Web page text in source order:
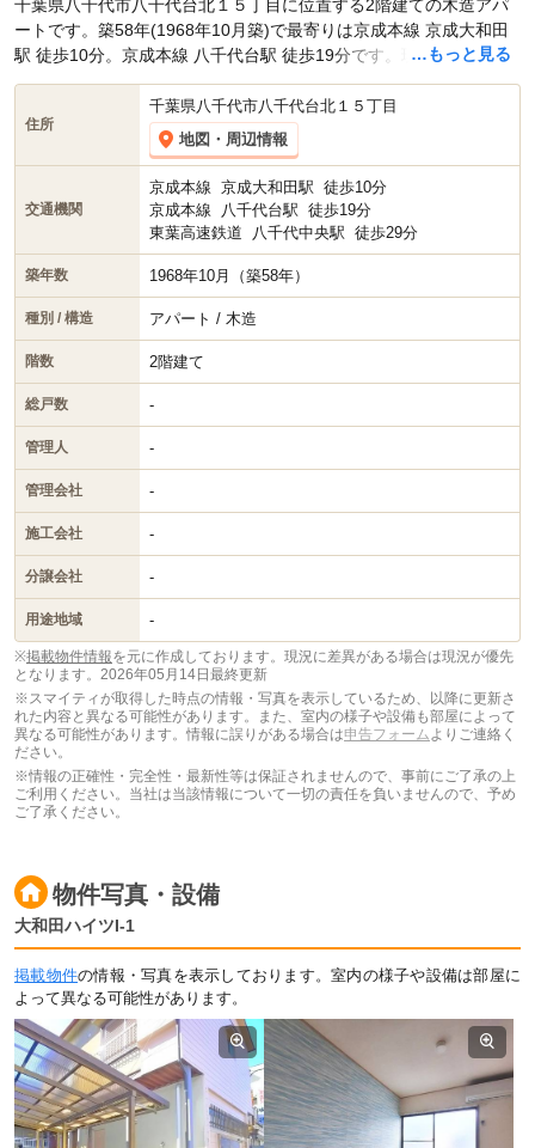
…もっと見る
千葉県八千代市八千代台北１５丁目に位置する2階建ての木造アパ
ートです。築58年(1968年10月築)で最寄りは京成本線 京成大和田
駅 徒歩10分。京成本線 八千代台駅 徒歩19分です。現在スマイティ
に賃貸募集中の部屋が2件(1R~2K)掲載されています。
住所
千葉県八千代市八千代台北１５丁目
地図・周辺情報
交通機関
京成本線 京成大和田駅 徒歩10分
京成本線
八千代台駅 徒歩19分
東葉高速鉄道
八千代中央駅 徒歩29分
築年数 1968年10月（築58年）
種別 / 構造 アパート / 木造
階数 2階建て
総戸数 -
管理人 -
管理会社 -
施工会社 -
分譲会社 -
用途地域 -
※掲載物件情報を元に作成しております。現況に差異がある場合は現況が優先
となります。 2026年05月14日最終更新
※スマイティが取得した時点の情報・写真を表示しているため、以降に更新さ
れた内容と異なる可能性があります。また、室内の様子や設備も部屋によって
異なる可能性があります。情報に誤りがある場合は申告フォーム よりご連絡く
ださい。
※情報の正確性・完全性・最新性等は保証されませんので、事前にご了承の上
ご利用ください。当社は当該情報について一切の責任を負いませんので、予め
ご了承ください。
物件写真・設備
大和田ハイツI-1
掲載物件の情報・写真を表示しております。室内の様子や設備は部屋に
よって異なる可能性があります。